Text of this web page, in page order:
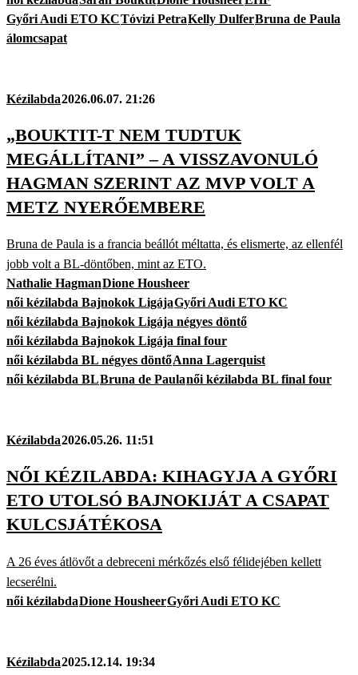
Győri Audi ETO KCTóvizi PetraKelly DulferBruna de Paula
álomcsapat
Kézilabda2026.06.07. 21:26
„BOUKTIT-T NEM TUDTUK
MEGÁLLÍTANI” – A VISSZAVONULÓ
HAGMAN SZERINT AZ MVP VOLT A
METZ NYERŐEMBERE
Bruna de Paula is a francia beállót méltatta, és elismerte, az ellenfél
jobb volt a BL-döntőben, mint az ETO.
Nathalie HagmanDione Housheer
női kézilabda Bajnokok LigájaGyőri Audi ETO KC
női kézilabda Bajnokok Ligája négyes döntő
női kézilabda Bajnokok Ligája final four
női kézilabda BL négyes döntőAnna Lagerquist
női kézilabda BLBruna de Paulanői kézilabda BL final four
Kézilabda2026.05.26. 11:51
NŐI KÉZILABDA: KIHAGYJA A GYŐRI
ETO UTOLSÓ BAJNOKIJÁT A CSAPAT
KULCSJÁTÉKOSA
A 26 éves átlövőt a debreceni mérkőzés első félidejében kellett
lecserélni.
női kézilabdaDione HousheerGyőri Audi ETO KC
Kézilabda2025.12.14. 19:34